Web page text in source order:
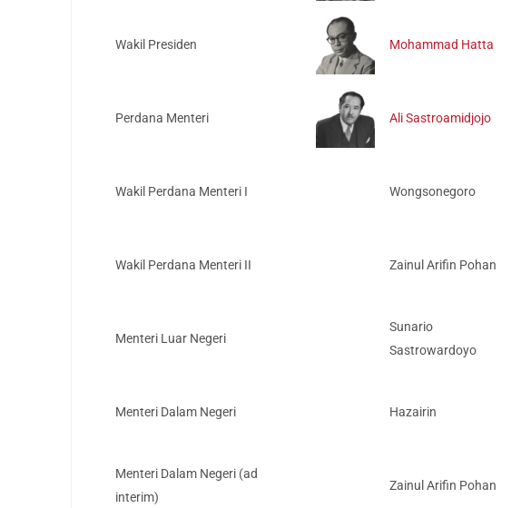
Wakil Presiden Mohammad Hatta
Perdana Menteri Ali Sastroamidjojo
Wakil Perdana Menteri I Wongsonegoro
Wakil Perdana Menteri II Zainul Arifin Pohan
Menteri Luar Negeri
Sunario
Sastrowardoyo
Menteri Dalam Negeri Hazairin
Menteri Dalam Negeri (ad
interim)
Zainul Arifin Pohan